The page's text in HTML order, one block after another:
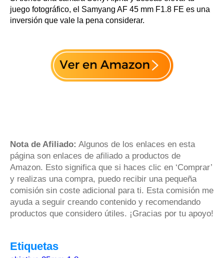
juego fotográfico, el Samyang AF 45 mm F1.8 FE es una
inversión que vale la pena considerar.
Nota de Afiliado: Algunos de los enlaces en esta
página son enlaces de afiliado a productos de
Amazon. Esto significa que si haces clic en ‘Comprar’
y realizas una compra, puedo recibir una pequeña
comisión sin coste adicional para ti. Esta comisión me
ayuda a seguir creando contenido y recomendando
productos que considero útiles. ¡Gracias por tu apoyo!
Etiquetas